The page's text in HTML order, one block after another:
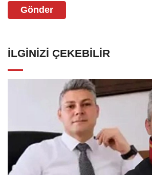
Gönder
İLGINIZI ÇEKEBILIR